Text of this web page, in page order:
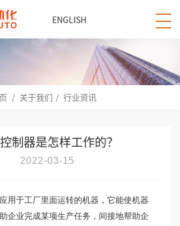
ENGLISH
/ 关于我们 / 行业资讯
制器是怎样工作的？
2022-03-15
用于工厂里面运转的机器，它能使机器
企业完成某项生产任务，间接地帮助企